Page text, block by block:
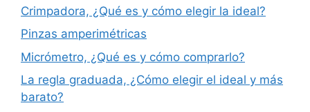
Crimpadora, ¿Qué es y cómo elegir la ideal?
Pinzas amperimétricas
Micrómetro, ¿Qué es y cómo comprarlo?
La regla graduada, ¿Cómo elegir el ideal y más
barato?